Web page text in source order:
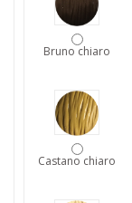
Bruno chiaro
Castano chiaro